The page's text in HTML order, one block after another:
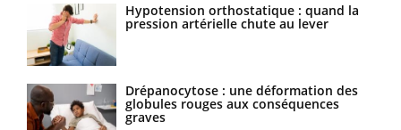
Hypotension orthostatique : quand la
pression artérielle chute au lever
Drépanocytose : une déformation des
globules rouges aux conséquences
graves